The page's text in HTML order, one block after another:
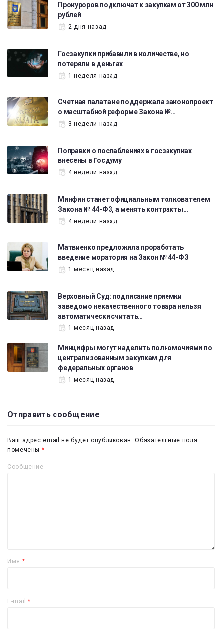
Прокуроров подключат к закупкам от 300 млн
рублей
2 дня назад
Госзакупки прибавили в количестве, но
потеряли в деньгах
1 неделя назад
Счетная палата не поддержала законопроект
о масштабной реформе Закона №…
3 недели назад
Поправки о послаблениях в госзакупках
внесены в Госдуму
4 недели назад
Минфин станет официальным толкователем
Закона № 44-ФЗ, а менять контракты…
4 недели назад
Матвиенко предложила проработать
введение моратория на Закон № 44-ФЗ
1 месяц назад
Верховный Суд: подписание приемки
заведомо некачественного товара нельзя
автоматически считать…
1 месяц назад
Минцифры могут наделить полномочиями по
централизованным закупкам для
федеральных органов
1 месяц назад
Отправить сообщение
Ваш адрес email не будет опубликован. Обязательные поля
помечены *
Сообщение
Имя *
E-mail*